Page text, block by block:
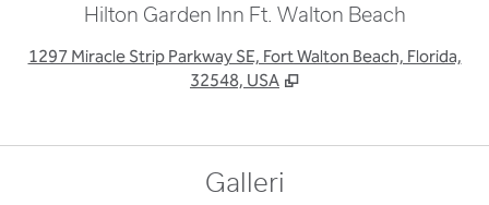
Hilton Garden Inn Ft. Walton Beach
1297 Miracle Strip Parkway SE, Fort Walton Beach, Florida,
32548, USA
Galleri